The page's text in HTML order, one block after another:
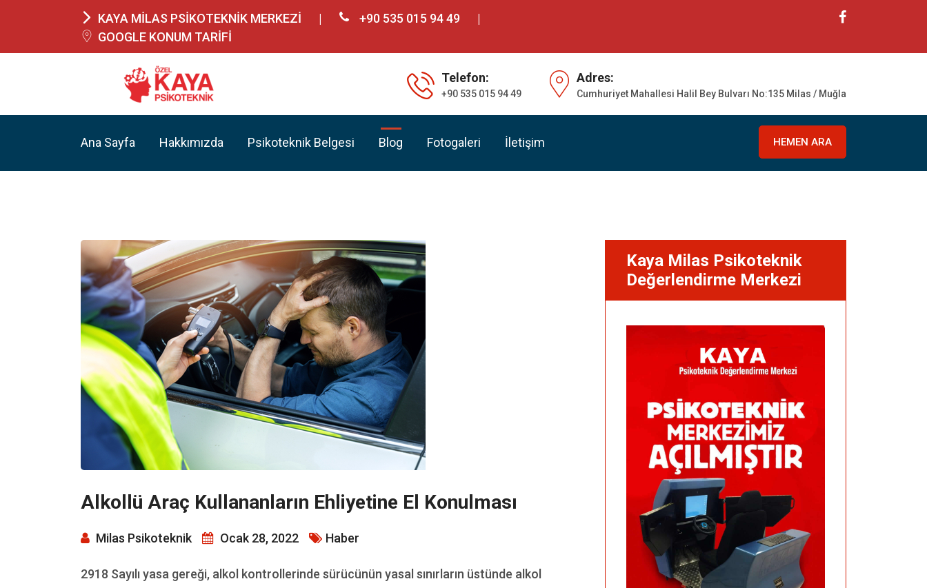
KAYA MİLAS PSİKOTEKNİK MERKEZİ
+90 535 015 94 49
GOOGLE KONUM TARİFİ
Telefon:
+90 535 015 94 49
Adres:
Cumhuriyet Mahallesi Halil Bey Bulvarı No:135 Milas / Muğla
Ana Sayfa Hakkımızda Psikoteknik Belgesi Blog Fotogaleri İletişim HEMEN ARA
Alkollü Araç Kullananların Ehliyetine El Konulması
Milas Psikoteknik Ocak 28, 2022 Haber
2918 Sayılı yasa gereği, alkol kontrollerinde sürücünün yasal sınırların üstünde alkol
Kaya Milas Psikoteknik
Değerlendirme Merkezi